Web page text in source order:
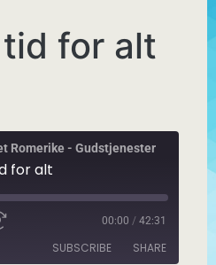
for alt
Romerike - Gudstjenester
for alt
00:00 / 42:31
SUBSCRIBE SHARE